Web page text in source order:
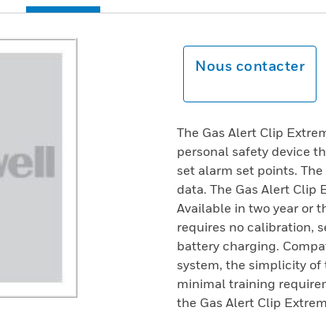
Nous contacter
The Gas Alert Clip
personal safety device
set alarm set points.
data. The Gas Alert
Available in two year or
requires no calibration,
battery charging.
system, the simplicity of
minimal training
the Gas Alert Clip